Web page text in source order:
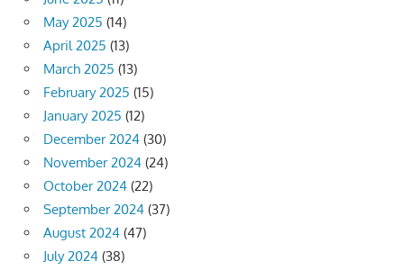
May 2025 (14)
April 2025 (13)
March 2025 (13)
February 2025 (15)
January 2025 (12)
December 2024 (30)
November 2024 (24)
October 2024 (22)
September 2024 (37)
August 2024 (47)
July 2024 (38)